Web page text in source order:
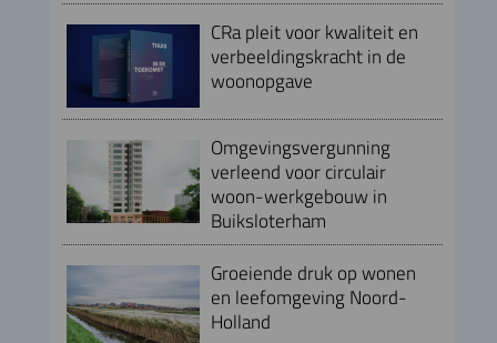
CRa pleit voor kwaliteit en
verbeeldingskracht in de
woonopgave
Omgevingsvergunning
verleend voor circulair
woon-werkgebouw in
Buiksloterham
Groeiende druk op wonen
en leefomgeving Noord-
Holland